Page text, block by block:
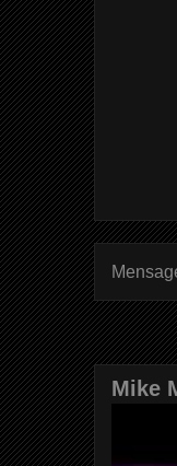
Mike